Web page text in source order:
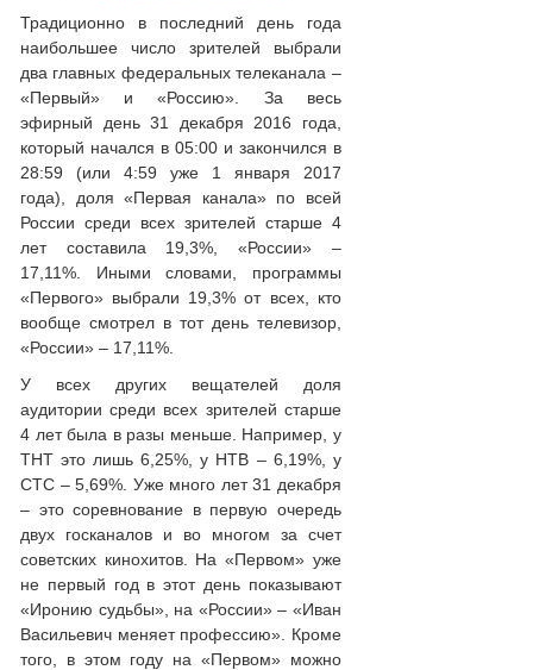
Традиционно в последний день года
наибольшее число зрителей выбрали
два главных федеральных телеканала –
«Первый» и «Россию». За весь
эфирный день 31 декабря 2016 года,
который начался в 05:00 и закончился в
28:59 (или 4:59 уже 1 января 2017
года), доля «Первая канала» по всей
России среди всех зрителей старше 4
лет составила 19,3%, «России» –
17,11%. Иными словами, программы
«Первого» выбрали 19,3% от всех, кто
вообще смотрел в тот день телевизор,
«России» – 17,11%.
У всех других вещателей доля
аудитории среди всех зрителей старше
4 лет была в разы меньше. Например, у
ТНТ это лишь 6,25%, у НТВ – 6,19%, у
СТС – 5,69%. Уже много лет 31 декабря
– это соревнование в первую очередь
двух госканалов и во многом за счет
советских кинохитов. На «Первом» уже
не первый год в этот день показывают
«Иронию судьбы», на «России» – «Иван
Васильевич меняет профессию». Кроме
того, в этом году на «Первом» можно